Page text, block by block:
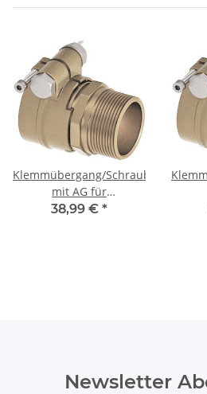
Klemmübergang/Schraubanschluss
mit AG für
Fernwärmeleitung
38,99 € *
Newsletter